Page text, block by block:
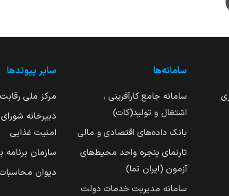
سامانه‌ها
سامانه جامع کارآفرینی ،
اشتغال و تولید(کات)
بانک داده‌های اقتصادی و مالی
تارنمای پنجره واحد محیط‌های
آزمون (ایران تما)
سامانه مدیریت خدمات دولت
سایر پیوندها
مرکز ملی رقابت
دبیرخانه
امنیت غذایی
سازمان
دیوان